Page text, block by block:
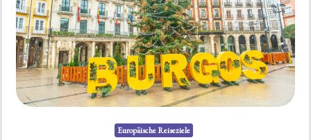
Europäische Reiseziele